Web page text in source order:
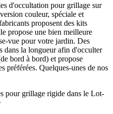
d'occultation pour grillage sur
couleur, spéciale et
proposent des kits
propose une bien meilleure
vue pour votre jardin. Des
dans la longueur afin d'occulter
bord à bord) et propose
préférées. Quelques-unes de nos